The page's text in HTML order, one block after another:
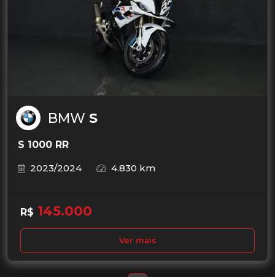
BMW S
S 1000 RR
2023/2024
4.830 km
R$ 145.000
Ver mais